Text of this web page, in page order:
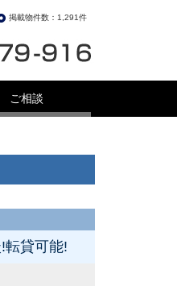
掲載物件数：1,291件
ご相談
貸可能!